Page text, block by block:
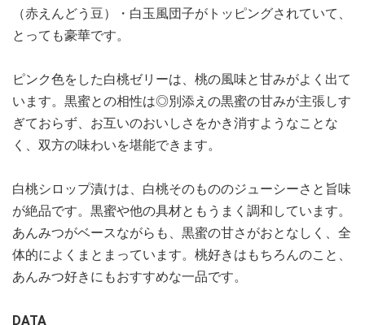
（赤えんどう豆）・白玉風団子がトッピングされていて、
とっても豪華です。
ピンク色をした白桃ゼリーは、桃の風味と甘みがよく出て
います。黒蜜との相性は◎別添えの黒蜜の甘みが主張しす
ぎておらず、お互いのおいしさをかき消すようなことな
く、双方の味わいを堪能できます。
白桃シロップ漬けは、白桃そのもののジューシーさと旨味
が絶品です。黒蜜や他の具材ともうまく調和しています。
あんみつがベースながらも、黒蜜の甘さがおとなしく、全
体的によくまとまっています。桃好きはもちろんのこと、
あんみつ好きにもおすすめな一品です。
DATA